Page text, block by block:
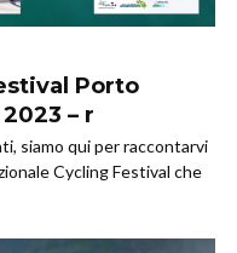
Porto
– r
siamo qui per raccontarvi
Cycling Festival che